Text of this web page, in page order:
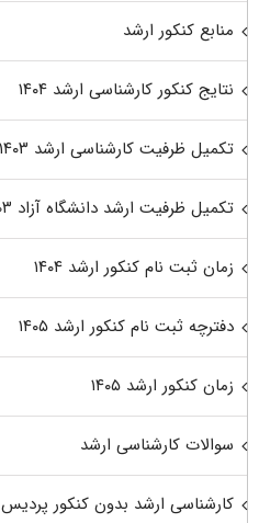
منابع کنکور ارشد
نتایج کنکور کارشناسی ارشد ۱۴۰۴
تکمیل ظرفیت کارشناسی ارشد ۱۴۰۳
تکمیل ظرفیت ارشد دانشگاه آزاد ۱۴۰۳
زمان ثبت نام کنکور ارشد ۱۴۰۴
دفترچه ثبت نام کنکور ارشد ۱۴۰۵
زمان کنکور ارشد ۱۴۰۵
سوالات کارشناسی ارشد
کارشناسی ارشد بدون کنکور پردیس